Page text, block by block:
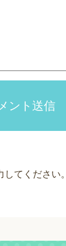
ント送信
してください。